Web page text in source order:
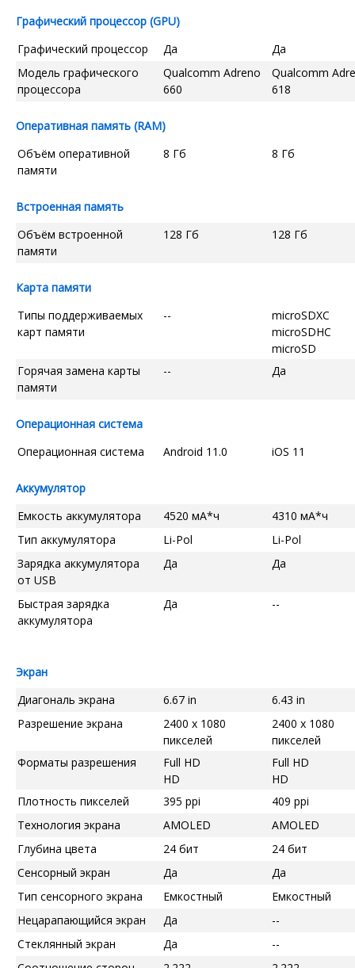
Графический процессор (GPU)
Графический процессор
Да
Да
Модель графического
процессора
Qualcomm Adreno
660
Qualcomm
618
Оперативная память (RAM)
Объём оперативной
памяти
8 Гб 8 Гб
Встроенная память
Объём встроенной
памяти
128 Гб 128 Гб
Карта памяти
Типы поддерживаемых
карт памяти
--
microSDXC
microSDHC
microSD
Горячая замена карты
памяти
-- Да
Операционная система
Операционная система
Android 11.0 iOS 11
Аккумулятор
Емкость аккумулятора
4520 мА*ч
4310 мА*ч
Тип аккумулятора
Li-Pol
Li-Pol
Зарядка аккумулятора
от USB
Да Да
Быстрая зарядка
аккумулятора
Да --
Экран
Диагональ экрана
6.67 in
6.43 in
Разрешение экрана
2400 x 1080
пикселей
2400 x 1080
пикселей
Форматы разрешения
Full HD
HD
Full HD
HD
Плотность пикселей
395 ppi
409 ppi
Технология экрана
AMOLED
AMOLED
Глубина цвета
24 бит
24 бит
Сенсорный экран
Да
Да
Тип сенсорного экрана
Емкостный
Емкостный
Нецарапающийся экран
Да
--
Стеклянный экран
Да
--